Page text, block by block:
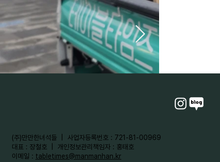
​(주)만만한녀석들 | 사업자등록번호 : 721-81-00969
대표 : 장철호 | 개인정보관리책임자 : 홍태호
이메일 : tabletimes@manmanhan.kr